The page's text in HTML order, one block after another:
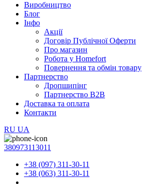
Виробництво
Блог
Інфо
Акції
Договір Публічної Оферти
Про магазин
Робота у Homefort
Повернення та обмін товару
Партнерство
Дропшипінг
Партнерство B2B
Доставка та оплата
Контакти
RU UA
380973113011
+38 (097) 311-30-11
+38 (063) 311-30-11